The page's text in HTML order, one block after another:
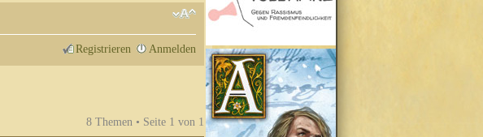
Registrieren Anmelden
8 Themen • Seite 1 von 1